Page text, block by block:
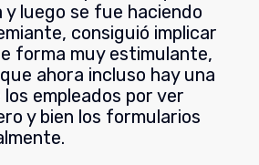
luego se fue haciendo
consiguió implicar
forma muy estimulante,
ahora incluso hay una
empleados por ver
y bien los formularios